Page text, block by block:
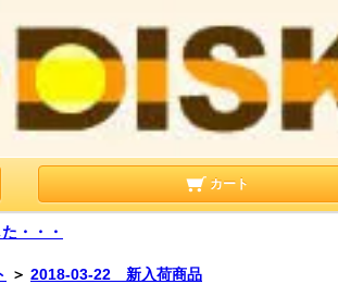
カート
・・・
＞ 2018-03-22 新入荷商品